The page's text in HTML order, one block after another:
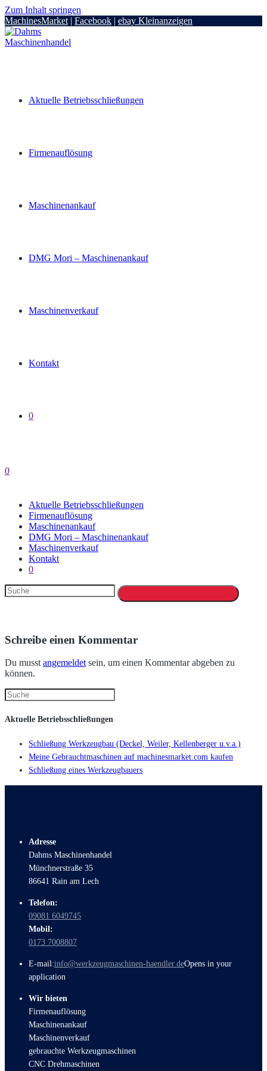
Zum Inhalt springen
MachinesMarket | Facebook | ebay Kleinanzeigen
Aktuelle Betriebsschließungen
Firmenauflösung
Maschinenankauf
DMG Mori – Maschinenankauf
Maschinenverkauf
Kontakt
0
0
Aktuelle Betriebsschließungen
Firmenauflösung
Maschinenankauf
DMG Mori – Maschinenankauf
Maschinenverkauf
Kontakt
0
Schreibe einen Kommentar
Du musstangemeldetsein, um einen Kommentar abgeben zu
können.
Aktuelle Betriebsschließungen
Schließung Werkzeugbau (Deckel, Weiler, Kellenberger u.v.a.)
Meine Gebrauchtmaschinen auf machinesmarket.com kaufen
Schließung eines Werkzeugbauers
Adresse
Dahms Maschinenhandel
Münchnerstraße 35
86641 Rain am Lech
Telefon:
09081 6049745
Mobil:
0173 7008807
E-mail:info@werkzeugmaschinen-haendler.deOpens in your
application
Wir bieten
Firmenauflösung
Maschinenankauf
Maschinenverkauf
gebrauchte Werkzeugmaschinen
CNC Drehmaschinen